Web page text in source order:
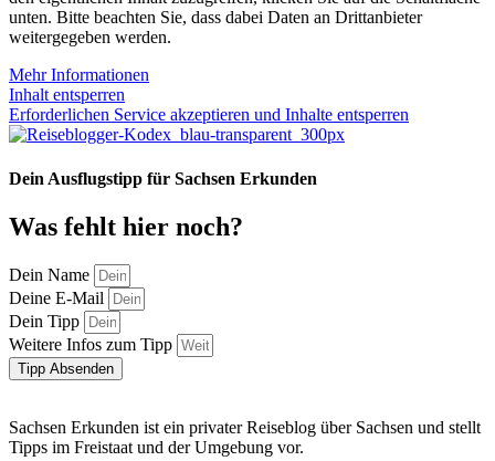
unten. Bitte beachten Sie, dass dabei Daten an Drittanbieter
weitergegeben werden.
Mehr Informationen
Inhalt entsperren
Erforderlichen Service akzeptieren und Inhalte entsperren
Dein Ausflugstipp für Sachsen Erkunden
Was fehlt hier noch?
Dein Name
Deine E-Mail
Dein Tipp
Weitere Infos zum Tipp
Tipp Absenden
Sachsen Erkunden ist ein privater Reiseblog über Sachsen und stellt
Tipps im Freistaat und der Umgebung vor.